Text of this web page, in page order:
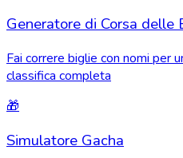
Generatore di Corsa delle
Fai correre biglie con nomi per
classifica completa
🎁
Simulatore Gacha